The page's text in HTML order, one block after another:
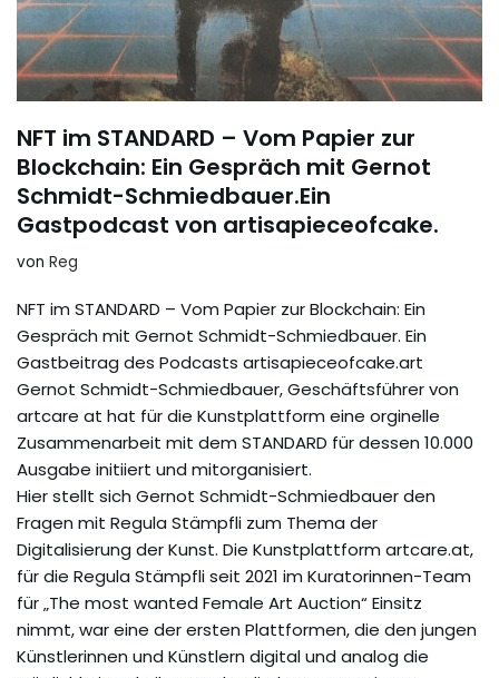
NFT im STANDARD – Vom Papier zur
Blockchain: Ein Gespräch mit Gernot
Schmidt-Schmiedbauer.Ein
Gastpodcast von artisapieceofcake.
von Reg
NFT im STANDARD – Vom Papier zur Blockchain: Ein
Gespräch mit Gernot Schmidt-Schmiedbauer. Ein
Gastbeitrag des Podcasts artisapieceofcake.art
Gernot Schmidt-Schmiedbauer, Geschäftsführer von
artcare at hat für die Kunstplattform eine orginelle
Zusammenarbeit mit dem STANDARD für dessen 10.000
Ausgabe initiiert und mitorganisiert.
Hier stellt sich Gernot Schmidt-Schmiedbauer den
Fragen mit Regula Stämpfli zum Thema der
Digitalisierung der Kunst. Die Kunstplattform artcare.at,
für die Regula Stämpfli seit 2021 im Kuratorinnen-Team
für „The most wanted Female Art Auction“ Einsitz
nimmt, war eine der ersten Plattformen, die den jungen
Künstlerinnen und Künstlern digital und analog die